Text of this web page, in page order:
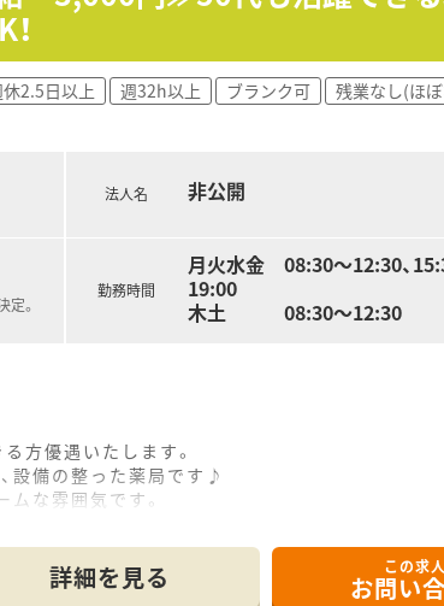
2.5日以上 週32h以上 ブランク可 残業なし(ほ
定。
法人名 非公開
勤務時間
月火水金 08:30～12:30、
19:00
木土 08:30～12:30
方優遇いたします。
設備の整った薬局です♪
な雰囲気です。
。
詳細を見る この求
お問い